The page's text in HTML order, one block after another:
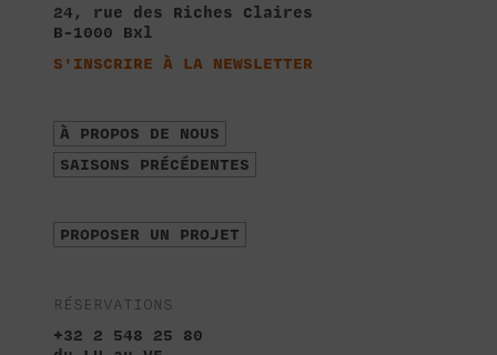
24, rue des Riches Claires
B-1000 Bxl
S'INSCRIRE À LA NEWSLETTER
À PROPOS DE NOUS
SAISONS PRÉCÉDENTES
PROPOSER UN PROJET
RÉSERVATIONS
+32 2 548 25 80